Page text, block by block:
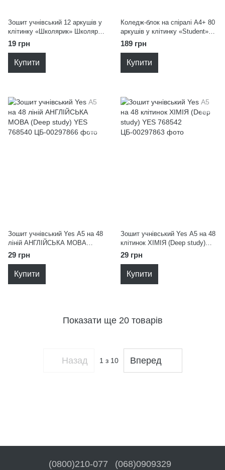
Зошит учнівський 12 аркушів у
клітинку «Школярик» Школярик
012-3668K
19 грн
Купити
Коледж-блок на спіралі А4+ 80
аркушів у клітинку «Student»
Школярик A4-080-6528K
189 грн
Купити
Зошит учнівський Yes А5 на 48
ліній АНГЛІЙСЬКА МОВА
(Deep study) YES 768540
29 грн
Купити
Зошит учнівський Yes А5 на 48
клітинок ХІМІЯ (Deep study)
YES 768542
29 грн
Купити
Показати ще 20 товарів
Назад 1 з 10 Вперед
(0800)210-077 (068)0909329